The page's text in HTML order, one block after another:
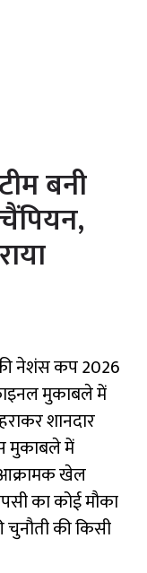
बनी
नेशंस कप 2026
मुकाबले में
शानदार
मुकाबले में
खेल
का कोई मौका
चुनौती की किसी